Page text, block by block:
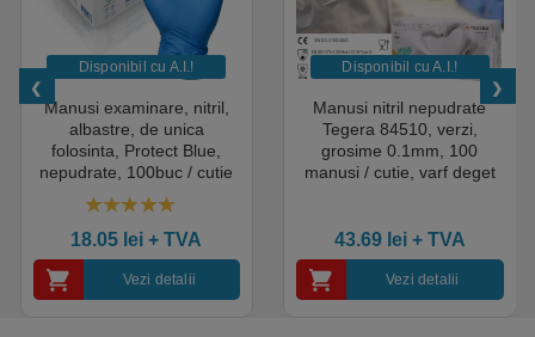
Disponibil cu A.I.​!
Manusi examinare, nitril,
albastre, de unica
folosinta, Protect Blue,
nepudrate, 100buc / cutie
pentru medical, HoReCa,
saloane si domeniul
industrial, calitate premium
18.05 lei + TVA
Vezi detalii
Disponibil cu A.I.​!
Manusi nitril nepudrate
Tegera 84510, verzi,
grosime 0.1mm, 100
manusi / cutie, varf deget
43.69 lei+ TVA
Vezi detalii